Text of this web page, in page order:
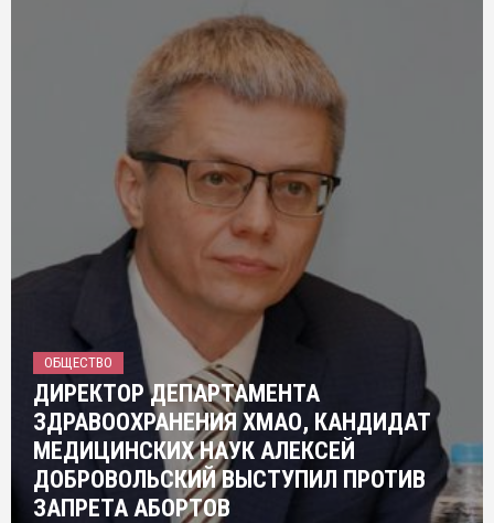
ОБЩЕСТВО
ДИРЕКТОР ДЕПАРТАМЕНТА
ЗДРАВООХРАНЕНИЯ ХМАО, КАНДИДАТ
МЕДИЦИНСКИХ НАУК АЛЕКСЕЙ
ДОБРОВОЛЬСКИЙ ВЫСТУПИЛ ПРОТИВ
ЗАПРЕТА АБОРТОВ